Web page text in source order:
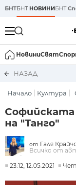
БНТБНТ НОВИНИБНТ
НовиниСвят
НАЗАД
Начало Култура
Софийската
на "Танго"
от Галя
Всичко от
23:12, 12.05.2021